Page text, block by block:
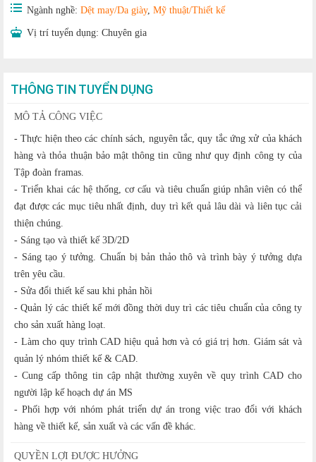
Ngành nghề: Dệt may/Da giày, Mỹ thuật/Thiết kế
Vị trí tuyển dụng: Chuyên gia
THÔNG TIN TUYỂN DỤNG
MÔ TẢ CÔNG VIỆC
- Thực hiện theo các chính sách, nguyên tắc, quy tắc ứng xử của khách
hàng và thỏa thuận bảo mật thông tin cũng như quy định công ty của
Tập đoàn framas.
- Triển khai các hệ thống, cơ cấu và tiêu chuẩn giúp nhân viên có thể
đạt được các mục tiêu nhất định, duy trì kết quả lâu dài và liên tục cải
thiện chúng.
- Sáng tạo và thiết kế 3D/2D
- Sáng tạo ý tưởng. Chuẩn bị bản thảo thô và trình bày ý tưởng dựa
trên yêu cầu.
- Sửa đổi thiết kế sau khi phản hồi
- Quản lý các thiết kế mới đồng thời duy trì các tiêu chuẩn của công ty
cho sản xuất hàng loạt.
- Làm cho quy trình CAD hiệu quả hơn và có giá trị hơn. Giám sát và
quản lý nhóm thiết kế & CAD.
- Cung cấp thông tin cập nhật thường xuyên về quy trình CAD cho
người lập kế hoạch dự án MS
- Phối hợp với nhóm phát triển dự án trong việc trao đổi với khách
hàng về thiết kế, sản xuất và các vấn đề khác.
QUYỀN LỢI ĐƯỢC HƯỞNG